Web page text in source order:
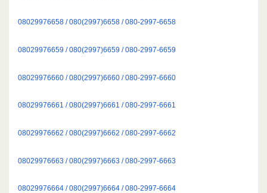
08029976658 / 080(2997)6658 / 080-2997-6658
08029976659 / 080(2997)6659 / 080-2997-6659
08029976660 / 080(2997)6660 / 080-2997-6660
08029976661 / 080(2997)6661 / 080-2997-6661
08029976662 / 080(2997)6662 / 080-2997-6662
08029976663 / 080(2997)6663 / 080-2997-6663
08029976664 / 080(2997)6664 / 080-2997-6664